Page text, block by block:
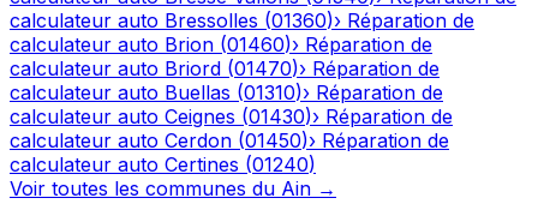
calculateur auto Bressolles (01360)› Réparation de
calculateur auto Brion (01460)› Réparation de
calculateur auto Briord (01470)› Réparation de
calculateur auto Buellas (01310)› Réparation de
calculateur auto Ceignes (01430)› Réparation de
calculateur auto Cerdon (01450)› Réparation de
calculateur auto Certines (01240)
Voir toutes les communes du Ain →